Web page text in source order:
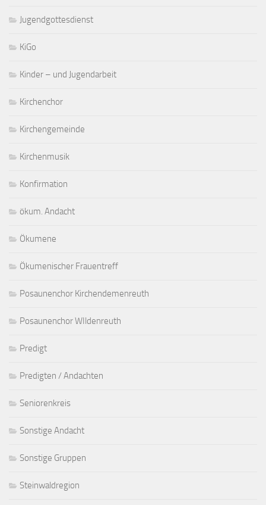
Jugendgottesdienst
KiGo
Kinder – und Jugendarbeit
Kirchenchor
Kirchengemeinde
Kirchenmusik
Konfirmation
ökum. Andacht
Ökumene
Ökumenischer Frauentreff
Posaunenchor Kirchendemenreuth
Posaunenchor WIldenreuth
Predigt
Predigten / Andachten
Seniorenkreis
Sonstige Andacht
Sonstige Gruppen
Steinwaldregion